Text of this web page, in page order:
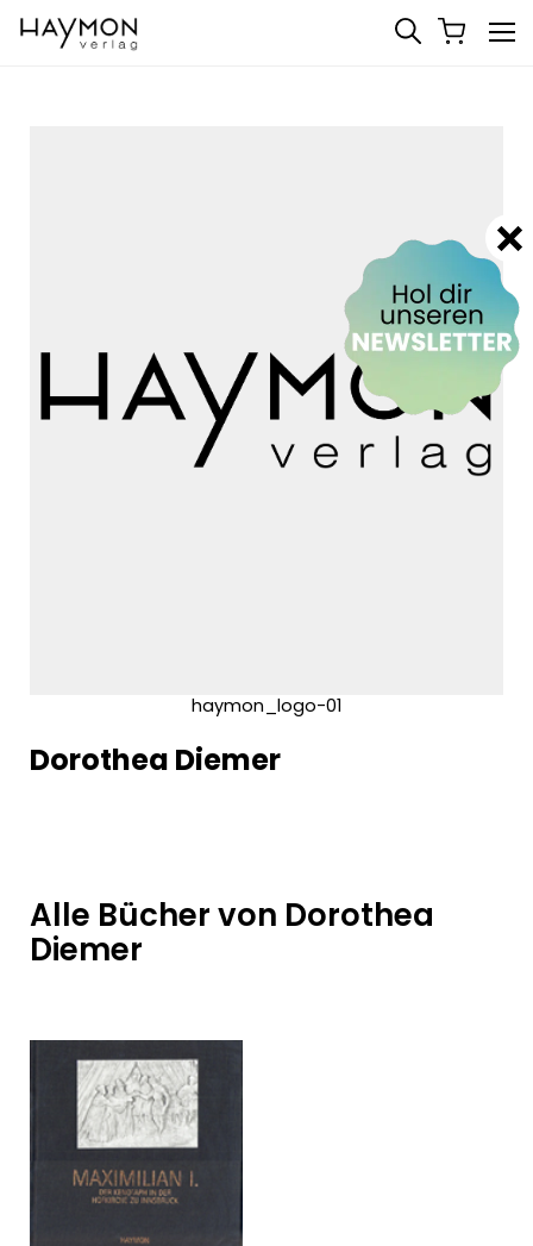
haymon_logo-01
Dorothea Diemer
Alle Bücher von Dorothea
Diemer